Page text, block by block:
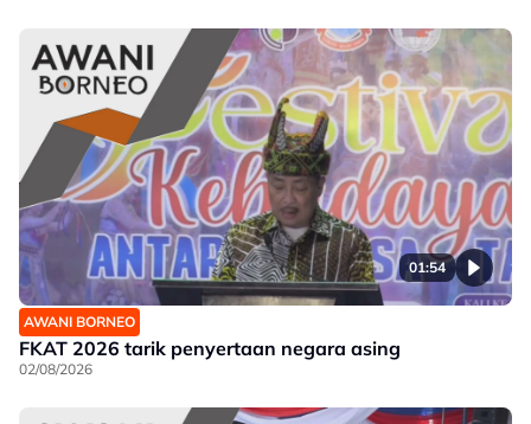
01:54
AWANI BORNEO
FKAT 2026 tarik penyertaan negara asing
02/08/2026